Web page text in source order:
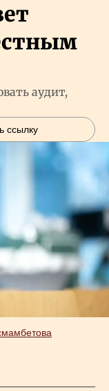
аудит,
ссылку